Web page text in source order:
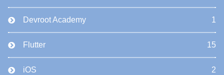
Devroot Academy 1
Flutter 15
iOS 2